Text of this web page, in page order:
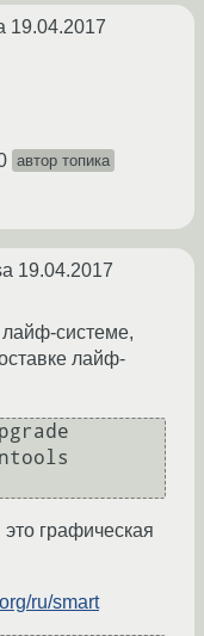
19.04.2017
автор топика
19.04.2017
системе,
лайф-
графическая
ru/smart